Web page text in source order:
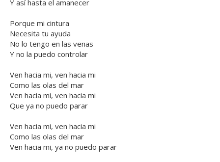
Y así hasta el amanecer
Porque mi cintura
Necesita tu ayuda
No lo tengo en las venas
Y no la puedo controlar
Ven hacia mi, ven hacia mi
Como las olas del mar
Ven hacia mi, ven hacia mi
Que ya no puedo parar
Ven hacia mi, ven hacia mi
Como las olas del mar
Ven hacia mi, ya no puedo parar